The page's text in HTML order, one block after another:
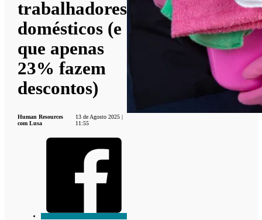
trabalhadores
domésticos (e
que apenas
23% fazem
descontos)
Human Resources
com Lusa
13 de Agosto 2025 |
11:55